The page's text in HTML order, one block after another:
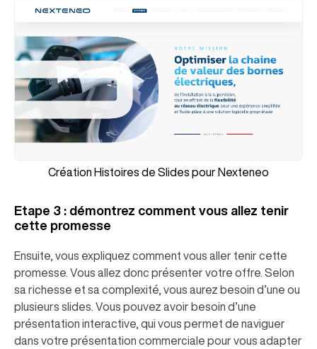
Création Histoires de Slides pour Nexteneo
Etape 3 : démontrez comment vous allez tenir
cette promesse
Ensuite, vous expliquez comment vous aller tenir cette
promesse. Vous allez donc présenter votre offre. Selon
sa richesse et sa complexité, vous aurez besoin d’une ou
plusieurs slides. Vous pouvez avoir besoin d’une
présentation interactive, qui vous permet de naviguer
dans votre présentation commerciale pour vous adapter